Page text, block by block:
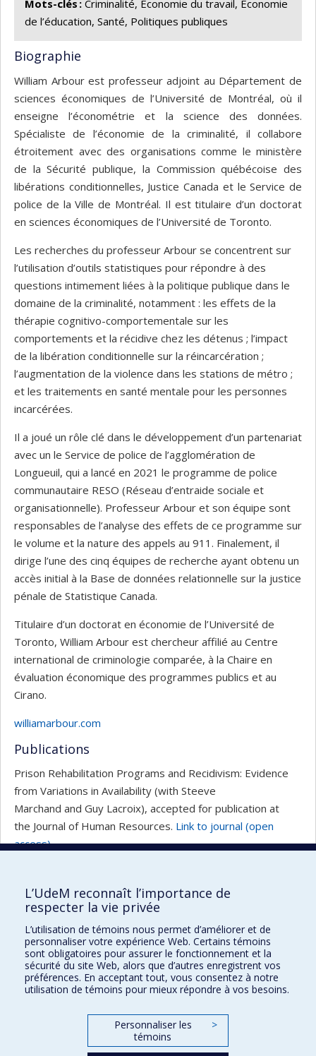
Mots-clés : Criminalité, Économie du travail, Économie
de l’éducation, Santé, Politiques publiques
Biographie
William Arbour est professeur adjoint au Département de
sciences économiques de l’Université de Montréal, où il
enseigne l’économétrie et la science des données.
Spécialiste de l’économie de la criminalité, il collabore
étroitement avec des organisations comme le ministère
de la Sécurité publique, la Commission québécoise des
libérations conditionnelles, Justice Canada et le Service de
police de la Ville de Montréal. Il est titulaire d’un doctorat
en sciences économiques de l’Université de Toronto.
Les recherches du professeur Arbour se concentrent sur
l’utilisation d’outils statistiques pour répondre à des
questions intimement liées à la politique publique dans le
domaine de la criminalité, notamment : les effets de la
thérapie cognitivo-comportementale sur les
comportements et la récidive chez les détenus ; l’impact
de la libération conditionnelle sur la réincarcération ;
l’augmentation de la violence dans les stations de métro ;
et les traitements en santé mentale pour les personnes
incarcérées.
Il a joué un rôle clé dans le développement d’un partenariat
avec un le Service de police de l’agglomération de
Longueuil, qui a lancé en 2021 le programme de police
communautaire RESO (Réseau d’entraide sociale et
organisationnelle). Professeur Arbour et son équipe sont
responsables de l’analyse des effets de ce programme sur
le volume et la nature des appels au 911. Finalement, il
dirige l’une des cinq équipes de recherche ayant obtenu un
accès initial à la Base de données relationnelle sur la justice
pénale de Statistique Canada.
Titulaire d’un doctorat en économie de l’Université de
Toronto, William Arbour est chercheur affilié au Centre
international de criminologie comparée, à la Chaire en
évaluation économique des programmes publics et au
Cirano.
williamarbour.com
Publications
Prison Rehabilitation Programs and Recidivism: Evidence
from Variations in Availability (with Steeve
Marchand and Guy Lacroix), accepted for publication at
the Journal of Human Resources. Link to journal (open
access).
sciences économiques
Retour à la liste
Maison des affaires publiques et
internationales
L’UdeM reconnaît l’importance de
respecter la vie privée
L’utilisation de témoins nous permet d’améliorer et de
personnaliser votre expérience Web. Certains témoins
sont obligatoires pour assurer le fonctionnement et la
sécurité du site Web, alors que d’autres enregistrent vos
préférences. En acceptant tout, vous consentez à notre
utilisation de témoins pour mieux répondre à vos besoins.
Personnaliser les
témoins
>